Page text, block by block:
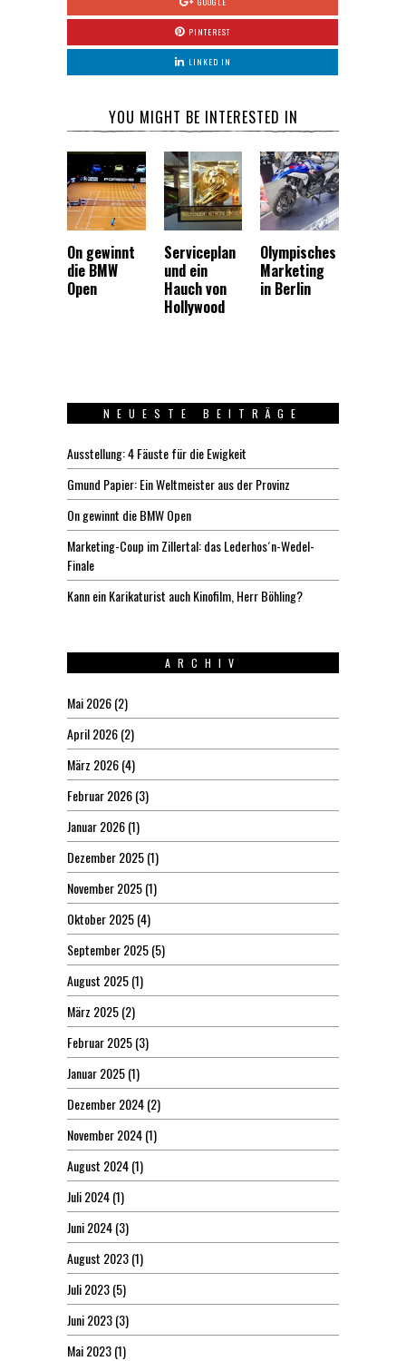
PINTEREST
LINKED IN
YOU MIGHT BE INTERESTED IN
On gewinnt
die BMW
Open
Serviceplan
und ein
Hauch von
Hollywood
Olympisches
Marketing
in Berlin
NEUESTE BEITRÄGE
Ausstellung: 4 Fäuste für die Ewigkeit
Gmund Papier: Ein Weltmeister aus der Provinz
On gewinnt die BMW Open
Marketing-Coup im Zillertal: das Lederhos´n-Wedel-
Finale
Kann ein Karikaturist auch Kinofilm, Herr Böhling?
ARCHIV
Mai 2026(2)
April 2026(2)
März 2026(4)
Februar 2026(3)
Januar 2026(1)
Dezember 2025(1)
November 2025(1)
Oktober 2025(4)
September 2025(5)
August 2025(1)
März 2025(2)
Februar 2025(3)
Januar 2025(1)
Dezember 2024(2)
November 2024(1)
August 2024(1)
Juli 2024(1)
Juni 2024(3)
August 2023(1)
Juli 2023(5)
Juni 2023(3)
Mai 2023(1)